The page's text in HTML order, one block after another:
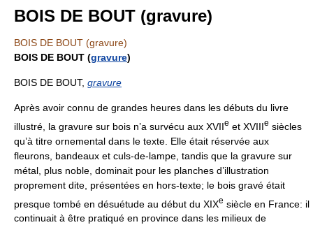
BOIS DE BOUT (gravure)
BOIS DE BOUT (gravure)
BOIS DE BOUT (gravure)
BOIS DE BOUT, gravure
Après avoir connu de grandes heures dans les débuts du livre
illustré, la gravure sur bois n’a survécu aux XVIIe et XVIIIe siècles
qu’à titre ornemental dans le texte. Elle était réservée aux
fleurons, bandeaux et culs-de-lampe, tandis que la gravure sur
métal, plus noble, dominait pour les planches d’illustration
proprement dite, présentées en hors-texte; le bois gravé était
presque tombé en désuétude au début du XIXe siècle en France: il
continuait à être pratiqué en province dans les milieux de